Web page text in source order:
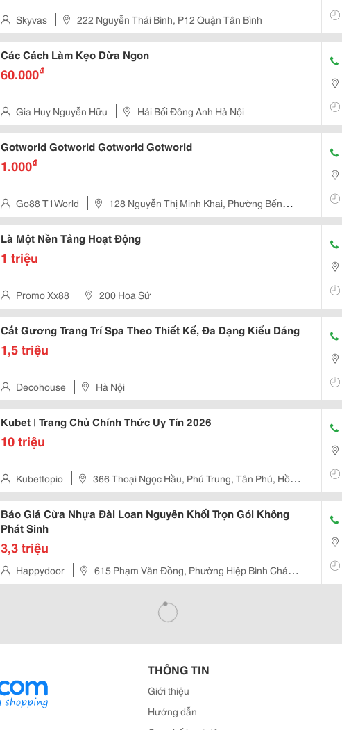
Các Bạn Đang Quan Tâm Đến Vé Máy...
Skyvas 222 Nguyễn Thái Bình, P12 Quận Tân Bình
Các Cách Làm Kẹo Dừa Ngon
60.000₫
Gia Huy Nguyễn Hữu Hải Bối Đông Anh Hà Nội
Gotworld Gotworld Gotworld Gotworld
1.000₫
Go88 T1World
128 Nguyễn Thị Minh Khai, Phường Bến
Thành, Quận 1, Tp. Hồ Chí Minh
Là Một Nền Tảng Hoạt Động
1 triệu
Promo Xx88 200 Hoa Sứ
Cắt Gương Trang Trí Spa Theo Thiết Kế, Đa Dạng Kiểu Dáng
1,5 triệu
Decohouse Hà Nội
Kubet | Trang Chủ Chính Thức Uy Tín 2026
10 triệu
Kubettopio
366 Thoại Ngọc Hầu, Phú Trung, Tân Phú, Hồ
Chí Minh, Việt Nam
Báo Giá Cửa Nhựa Đài Loan Nguyên Khối Trọn Gói Không
Phát Sinh
3,3 triệu
Happydoor
615 Phạm Văn Đồng, Phường Hiệp Bình Chánh,
Tp Thủ Đức, Hồ Chí Minh
THÔNG TIN
Giới thiệu
Hướng dẫn